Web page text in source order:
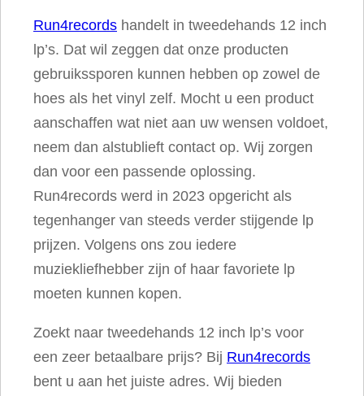
Run4records handelt in tweedehands 12 inch
lp’s. Dat wil zeggen dat onze producten
gebruikssporen kunnen hebben op zowel de
hoes als het vinyl zelf. Mocht u een product
aanschaffen wat niet aan uw wensen voldoet,
neem dan alstublieft contact op. Wij zorgen
dan voor een passende oplossing.
Run4records werd in 2023 opgericht als
tegenhanger van steeds verder stijgende lp
prijzen. Volgens ons zou iedere
muziekliefhebber zijn of haar favoriete lp
moeten kunnen kopen.
Zoekt naar tweedehands 12 inch lp’s voor
een zeer betaalbare prijs? Bij Run4records
bent u aan het juiste adres. Wij bieden